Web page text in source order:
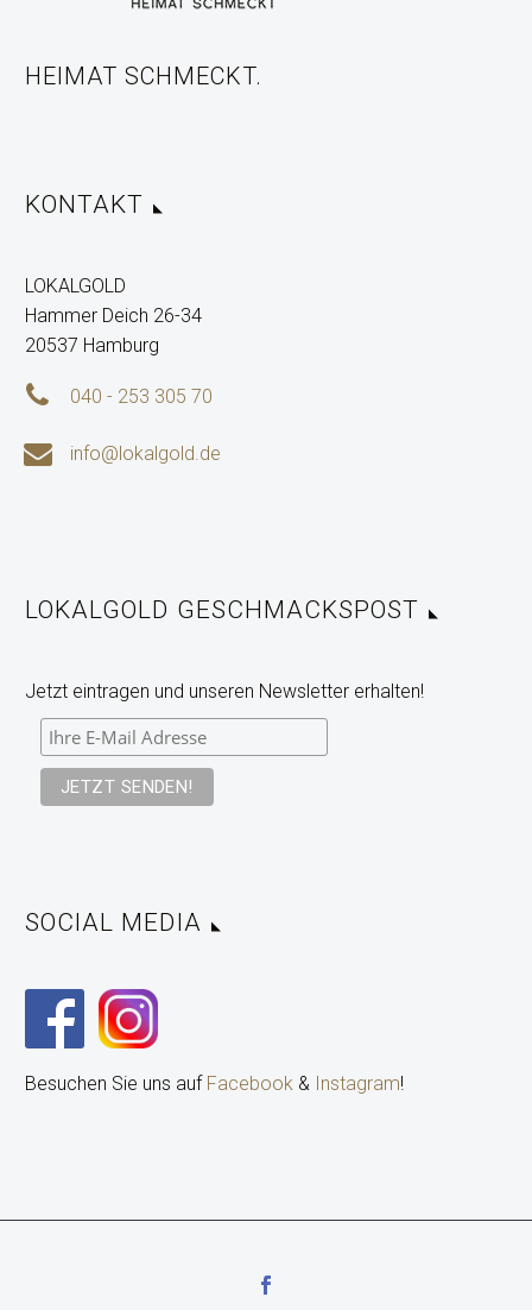
HEIMAT SCHMECKT.
KONTAKT
LOKALGOLD
Hammer Deich 26-34
20537 Hamburg

 040 - 253 305 70

 info@lokalgold.de
LOKALGOLD GESCHMACKSPOST
Jetzt eintragen und unseren Newsletter erhalten!
SOCIAL MEDIA
Besuchen Sie uns auf Facebook & Instagram!